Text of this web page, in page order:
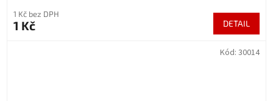
1 Kč bez DPH
1 Kč DETAIL
Kód: 30014